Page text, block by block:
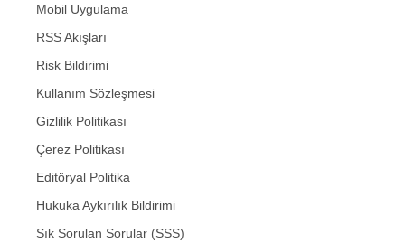
Mobil Uygulama
RSS Akışları
Risk Bildirimi
Kullanım Sözleşmesi
Gizlilik Politikası
Çerez Politikası
Editöryal Politika
Hukuka Aykırılık Bildirimi
Sık Sorulan Sorular (SSS)